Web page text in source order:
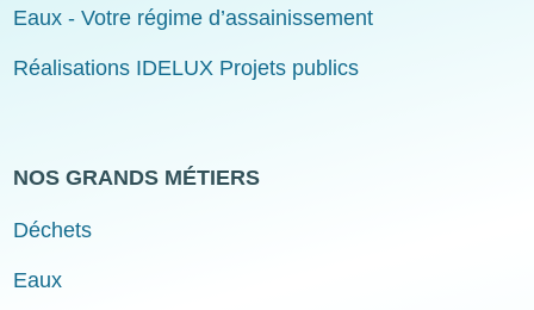
Eaux - Votre régime d’assainissement
Réalisations IDELUX Projets publics
NOS GRANDS MÉTIERS
Déchets
Eaux